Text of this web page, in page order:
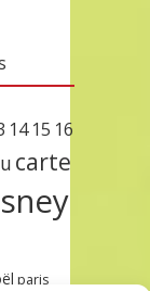
14 15 16
carte
paris